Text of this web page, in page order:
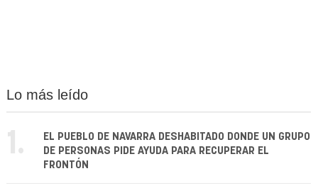
Lo más leído
1.
EL PUEBLO DE NAVARRA DESHABITADO DONDE UN GRUPO
DE PERSONAS PIDE AYUDA PARA RECUPERAR EL
FRONTÓN